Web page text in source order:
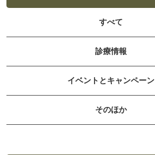
ブログ
すべて
診療情報
イベントとキャンペーン
そのほか